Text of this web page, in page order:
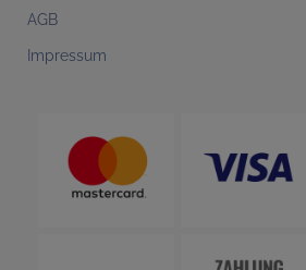
AGB
Impressum